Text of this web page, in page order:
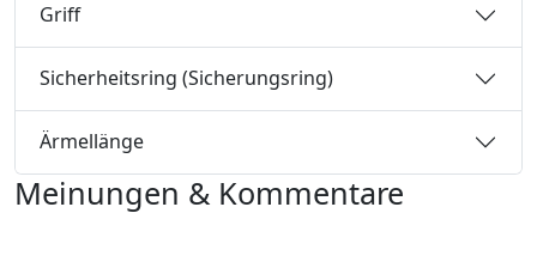
Griff
Sicherheitsring (Sicherungsring)
Ärmellänge
Meinungen & Kommentare